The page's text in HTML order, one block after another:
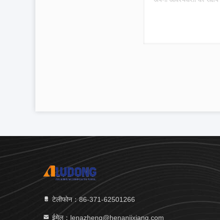
टेलीफोन：86-371-62501266
ईमेल：lenazheng@henanjixiang.com